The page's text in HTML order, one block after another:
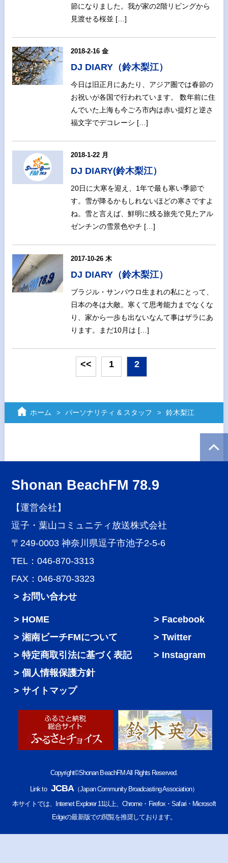
節になりました。我が家の2階リビングから
見渡せる桜並 […]
2018-2-16 金
DJ DIARY（鈴木梨江）
今日は旧正月にあたり、アジア圏では春節の
お祝いが各国で行われています。 数年前に住
んでいた上海も今ごろ市内は赤い提灯と逆さ
福文字でデコレーシ […]
2018-1-22 月
DJ DIARY(鈴木梨江）
20日に大寒を迎え、1年で最も寒い季節で
す。雪が降るかもしれないほどの寒さですよ
ね。雪と言えば、鮮明に残る旅先で見たアル
ゼンチンの雪景色やチ […]
2017-10-26 木
DJ DIARY（鈴木梨江）
ブラジル・サンパウロ生まれの私にとって、
日本の冬は大敵。寒くて思考能力までなくな
り、家から一歩も出ないなんて事はザラにあ
ります。まだ10月は […]
<< 1 2
ホーム パーソナリティ & スタッフ 鈴木梨江
Shonan BeachFM 78.9
【運営会社】
逗子・葉山コミュニティ放送株式会社
〒249-0003 神奈川県逗子市池子2-5-6
TEL：046-870-3313
FAX：046-870-3323
> お問い合わせ
HOME
湘南ビーチFMについて
特定商取引法に基づく表記
個人情報保護方針
サイトマップ
Facebook
Twitter
Instagram
Copyright©Shonan BeachFM All Rights Reserved.
Link to JCBA （Japan Community Broadcasting Association）
本サイトでは、Internet Explorer 11以上、Chrome・Firefox・Safari・Microsoft
Edgeの最新版での閲覧を推奨しております。